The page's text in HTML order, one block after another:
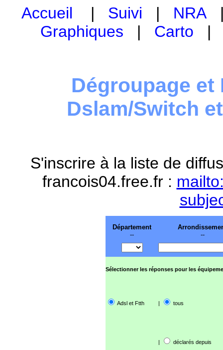
Accueil | Suivi | NRA
Graphiques | Carto
Dégroupage et
Dslam/Switch
S'inscrire à la liste de
francois04.free.fr :
Département
--
--
Sélectionner les réponses pour les
Adsl et Ftth | tous
| déclarés depuis